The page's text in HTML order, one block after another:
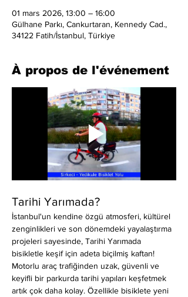
01 mars 2026, 13:00 – 16:00
Gülhane Parkı, Cankurtaran, Kennedy Cad.,
34122 Fatih/İstanbul, Türkiye
À propos de l'événement
Tarihi Yarımada?
İstanbul'un kendine özgü atmosferi, kültürel
zenginlikleri ve son dönemdeki yayalaştırma
projeleri sayesinde, Tarihi Yarımada
bisikletle keşif için adeta biçilmiş kaftan!
Motorlu araç trafiğinden uzak, güvenli ve
keyifli bir parkurda tarihi yapıları keşfetmek
artık çok daha kolay. Özellikle bisiklete yeni